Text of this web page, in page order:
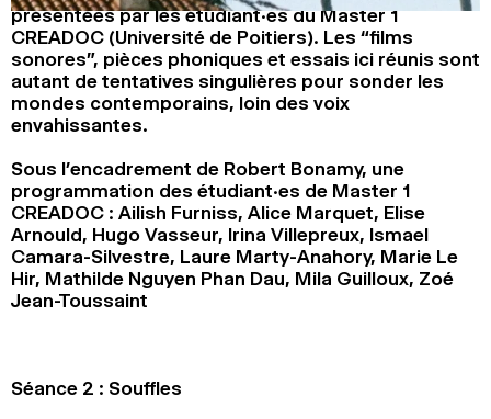
2024
2022
2020
2018
RECHERCHE
présentées par les étudiant·es du Master 1
CREADOC (Université de Poitiers). Les “films
sonores”, pièces phoniques et essais ici réunis sont
autant de tentatives singulières pour sonder les
mondes contemporains, loin des voix
envahissantes.
Sous l’encadrement de Robert Bonamy, une
programmation des étudiant·es de Master 1
CREADOC : Ailish Furniss, Alice Marquet, Elise
Arnould, Hugo Vasseur, Irina Villepreux, Ismael
Camara-Silvestre, Laure Marty-Anahory, Marie Le
Hir, Mathilde Nguyen Phan Dau, Mila Guilloux, Zoé
Jean-Toussaint
Séance 2 : Souffles